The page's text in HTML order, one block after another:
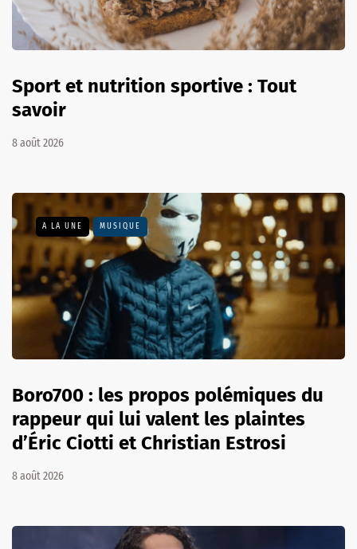
Sport et nutrition sportive : Tout
savoir
8 août 2026
A LA UNE MUSIQUE
Boro700 : les propos polémiques du
rappeur qui lui valent les plaintes
d’Éric Ciotti et Christian Estrosi
8 août 2026